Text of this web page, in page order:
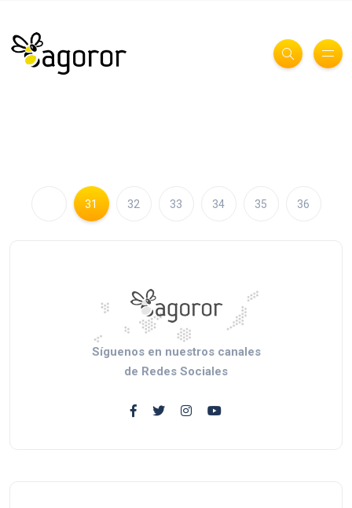
31 32 33 34 35 36
Síguenos en nuestros canales
de Redes Sociales